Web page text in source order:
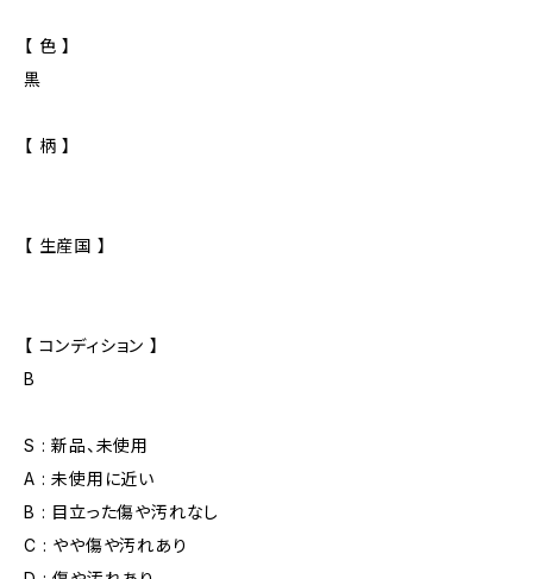
【 色 】
黒
【 柄 】
【 生産国 】
【 コンディション 】
B
S : 新品、未使用
A : 未使用に近い
B : 目立った傷や汚れなし
C : やや傷や汚れあり